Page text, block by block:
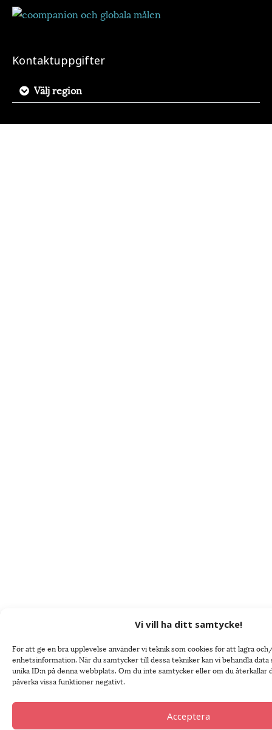
Vi vill ha ditt samtycke!
För att ge en bra upplevelse använder vi teknik som cookies för att lagra
enhetsinformation. När du samtycker till dessa tekniker kan vi behandla
unika ID:n på denna webbplats. Om du inte samtycker eller om du
påverka vissa funktioner negativt.
Acceptera
Kontaktuppgifter
Välj region